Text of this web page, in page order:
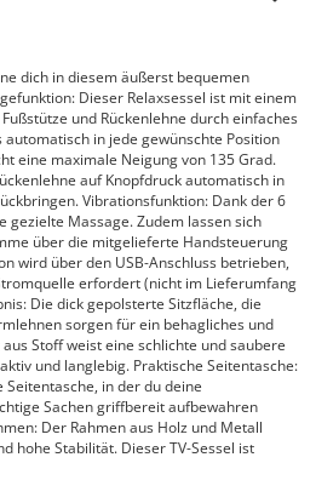
dich in diesem äußerst bequemen
Dieser Relaxsessel ist mit einem
und Rückenlehne durch einfaches
in jede gewünschte Position
eine maximale Neigung von 135 Grad.
auf Knopfdruck automatisch in
Vibrationsfunktion: Dank der 6
gezielte Massage. Zudem lassen sich
über die mitgelieferte Handsteuerung
wird über den USB-Anschluss betrieben,
erfordert (nicht im Lieferumfang
Die dick gepolsterte Sitzfläche, die
sorgen für ein behagliches und
Stoff weist eine schlichte und saubere
und langlebig. Praktische Seitentasche:
in der du deine
Sachen griffbereit aufbewahren
Der Rahmen aus Holz und Metall
hohe Stabilität. Dieser TV-Sessel ist